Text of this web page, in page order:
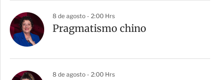
8 de agosto - 2:00 Hrs
Pragmatismo chino
8 de agosto - 2:00 Hrs